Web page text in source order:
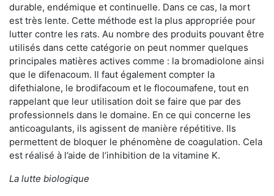
durable, endémique et continuelle. Dans ce cas, la mort
est très lente. Cette méthode est la plus appropriée pour
lutter contre les rats. Au nombre des produits pouvant être
utilisés dans cette catégorie on peut nommer quelques
principales matières actives comme : la bromadiolone ainsi
que le difenacoum. Il faut également compter la
difethialone, le brodifacoum et le flocoumafene, tout en
rappelant que leur utilisation doit se faire que par des
professionnels dans le domaine. En ce qui concerne les
anticoagulants, ils agissent de manière répétitive. Ils
permettent de bloquer le phénomène de coagulation. Cela
est réalisé à l’aide de l’inhibition de la vitamine K.
La lutte biologique